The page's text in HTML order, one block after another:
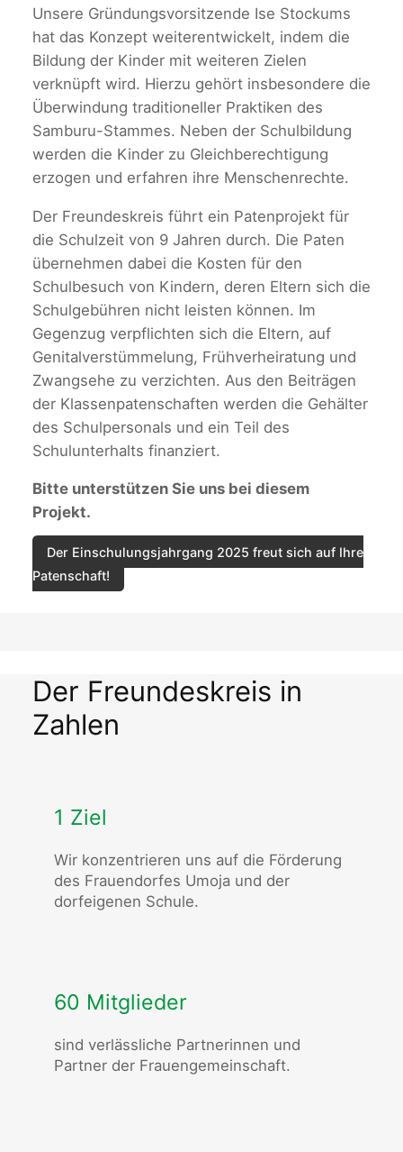
Unsere Gründungsvorsitzende Ise Stockums
hat das Konzept weiterentwickelt, indem die
Bildung der Kinder mit weiteren Zielen
verknüpft wird. Hierzu gehört insbesondere die
Überwindung traditioneller Praktiken des
Samburu-Stammes. Neben der Schulbildung
werden die Kinder zu Gleichberechtigung
erzogen und erfahren ihre Menschenrechte.
Der Freundeskreis führt ein Patenprojekt für
die Schulzeit von 9 Jahren durch. Die Paten
übernehmen dabei die Kosten für den
Schulbesuch von Kindern, deren Eltern sich die
Schulgebühren nicht leisten können. Im
Gegenzug verpflichten sich die Eltern, auf
Genitalverstümmelung, Frühverheiratung und
Zwangsehe zu verzichten. Aus den Beiträgen
der Klassenpatenschaften werden die Gehälter
des Schulpersonals und ein Teil des
Schulunterhalts finanziert.
Bitte unterstützen Sie uns bei diesem
Projekt.
Der Einschulungsjahrgang 2025 freut sich auf Ihre
Patenschaft!
Der Freundeskreis in
Zahlen
1 Ziel
Wir konzentrieren uns auf die Förderung
des Frauendorfes Umoja und der
dorfeigenen Schule.
60 Mitglieder
sind verlässliche Partnerinnen und
Partner der Frauengemeinschaft.